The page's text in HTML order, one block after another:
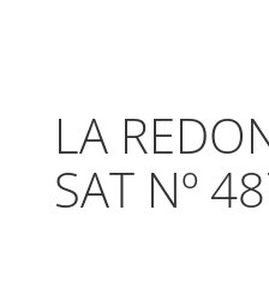
LA
SAT Nº